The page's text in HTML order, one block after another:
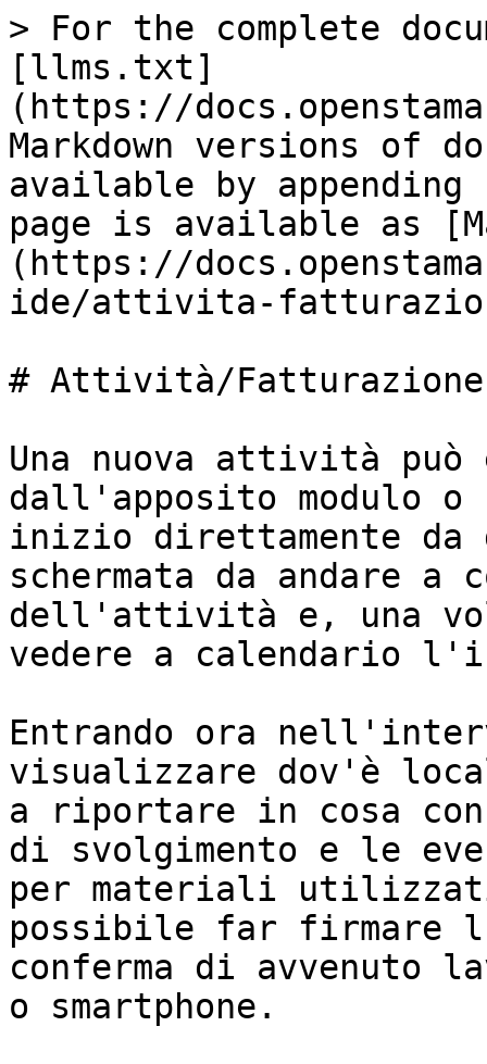
> For the complete
[llms.txt]
(https://
Markdown versions of
available by
page is available as
(https://
ide/attivita-
# Attività/Fatturazione
Una nuova attività
dall'apposito modulo
inizio direttamente da
schermata da andare
dell'attività e, una
vedere a calendario
Entrando ora
visualizzare dov'è
a riportare in cosa
di svolgimento e le
per materiali
possibile far firmare
conferma di avvenuto
o smartphone.